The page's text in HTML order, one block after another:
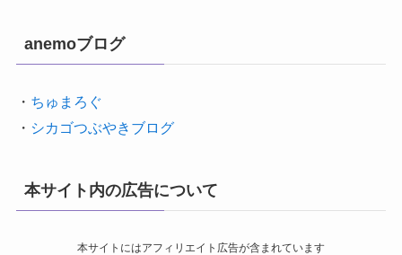
anemoブログ
・ ちゅまろぐ
・ シカゴつぶやきブログ
本サイト内の広告について
本サイトにはアフィリエイト広告が含まれています